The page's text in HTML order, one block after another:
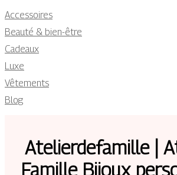
Accessoires
Beauté & bien-être
Cadeaux
Luxe
Vêtements
Blog
Atelier­defa­mil­le |
Famille Bijoux